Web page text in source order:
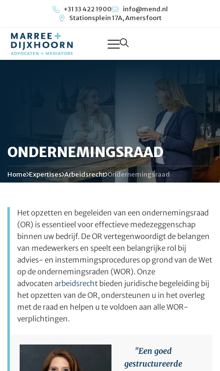
+31 33 422 1900
info@mend.nl
Stationsplein 17A, Amersfoort
ONDERNEMINGSRAAD
Home Expertises Arbeidsrecht Ondernemingsraad
Het opzetten en begeleiden van een ondernemingsraad
(OR) is essentieel voor effectieve medezeggenschap
binnen uw bedrijf. De OR vertegenwoordigt de belangen
van medewerkers en speelt een belangrijke rol bij
advies- en instemmingsprocedures op grond van de Wet
op de ondernemingsraden (WOR). Onze
advocaten arbeidsrecht bieden juridische begeleiding bij
het opzetten van de OR, ondersteunen u in het overleg
met de raad en helpen u te voldoen aan alle WOR-
verplichtingen.
"Een goed
gestructureerde